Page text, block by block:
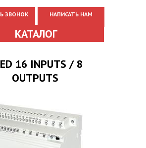
ЗВОНОК НАПИСАТЬ НАМ
КАТАЛОГ
16 INPUTS / 8
OUTPUTS